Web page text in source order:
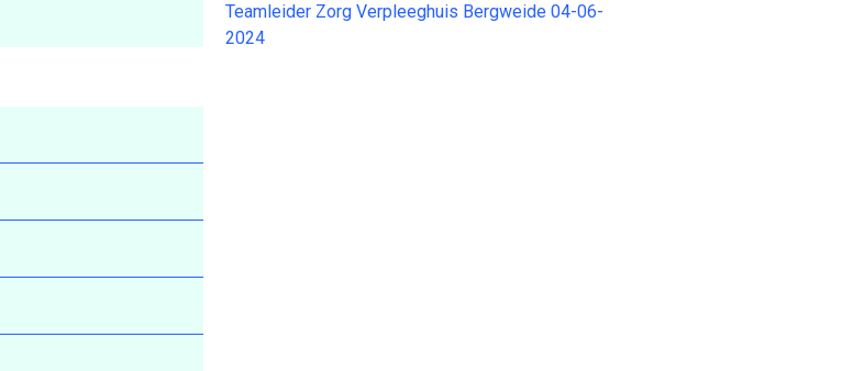
Teamleider Zorg Verpleeghuis Bergweide 04-06-
2024